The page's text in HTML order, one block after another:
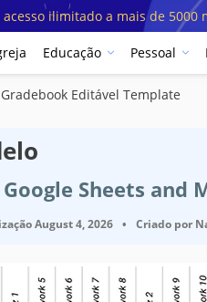
ilimitado a mais de 5000
Educação Pessoal
Gradebook Editável Template
Sheets and
August 4, 2026 • Criado por